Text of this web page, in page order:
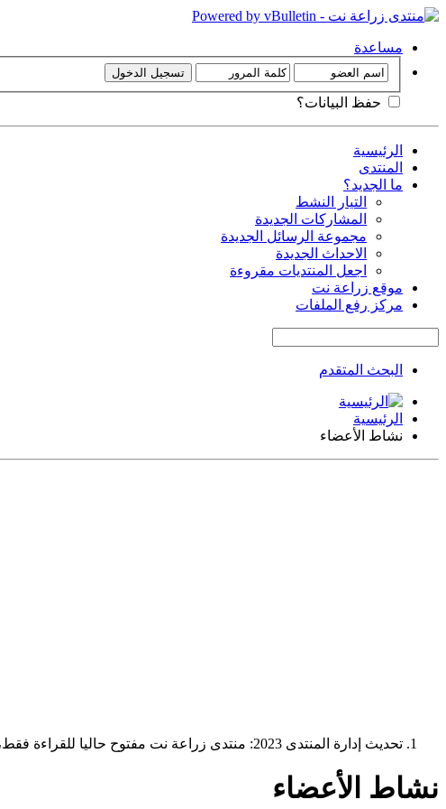
مساعدة
حفظ البيانات؟
الرئيسية
المنتدى
ما الجديد؟
التيار النشط
المشاركات الجديدة
مجموعة الرسائل الجديدة
الاحداث الجديدة
اجعل المنتديات مقروءة
موقع زراعة نت
مركز رفع الملفات
البحث المتقدم
الرئيسية
نشاط الأعضاء
تحديث إدارة المنتدى 2023: منتدى زراعة نت مفتوح حاليا للقراءة فقط، ولا يقبل مشاركات جديدة. يمكنكم استخدام الشريط الظاهر أعلاه للبحث في كافة مواضيع المدوّنة والمنتدى.
نشاط الأعضاء